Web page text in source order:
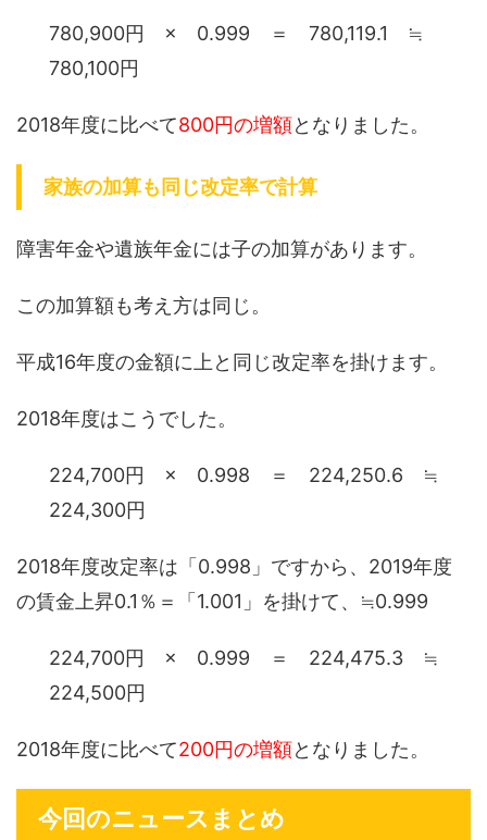
780,900円 × 0.999 ＝ 780,119.1 ≒
780,100円
2018年度に比べて800円の増額となりました。
家族の加算も同じ改定率で計算
障害年金や遺族年金には子の加算があります。
この加算額も考え方は同じ。
平成16年度の金額に上と同じ改定率を掛けます。
2018年度はこうでした。
224,700円 × 0.998 ＝ 224,250.6 ≒
224,300円
2018年度改定率は「0.998」ですから、2019年度
の賃金上昇0.1％＝「1.001」を掛けて、≒0.999
224,700円 × 0.999 ＝ 224,475.3 ≒
224,500円
2018年度に比べて200円の増額となりました。
今回のニュースまとめ